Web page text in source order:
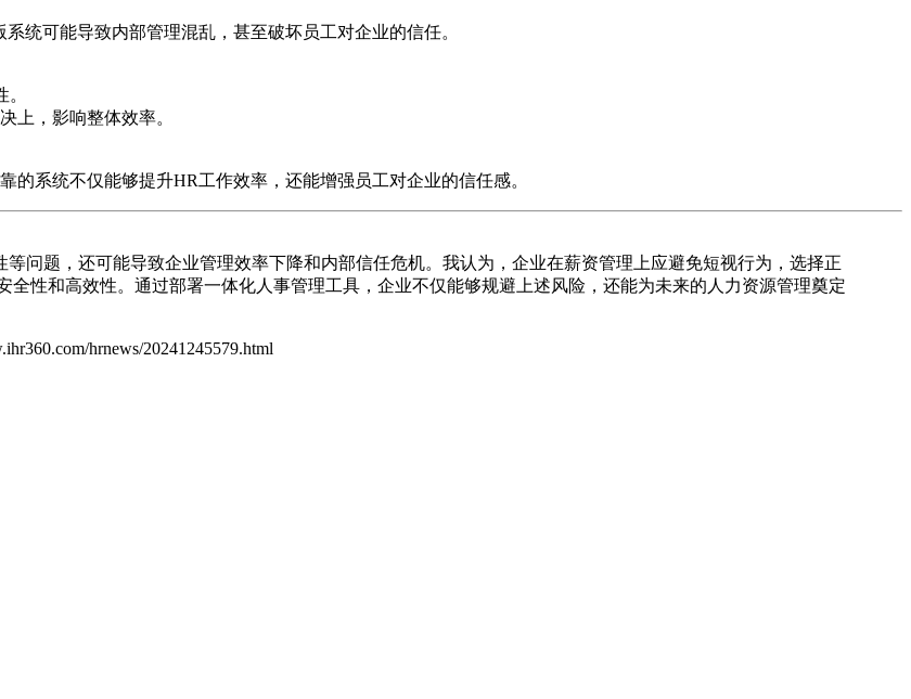
统可能导致内部管理混乱，甚至破坏员工对企业的信任。
上，影响整体效率。
系统不仅能够提升HR工作效率，还能增强员工对企业的信任感。
问题，还可能导致企业管理效率下降和内部信任危机。我认为，企业在薪资管理上应避免短视行为，选择正
全性和高效性。通过部署一体化人事管理工具，企业不仅能够规避上述风险，还能为未来的人力资源管理奠定
hrnews/20241245579.html